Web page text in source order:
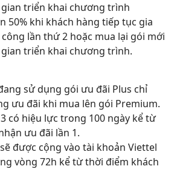
triển khai chương trình
50% khi khách hàng tiếp tục gia
lần thứ 2 hoặc mua lại gói mới
triển khai chương trình.
sử dụng gói ưu đãi Plus chỉ
ưu đãi khi mua lên gói Premium.
có hiệu lực trong 100 ngày kể từ
ưu đãi lần 1.
được cộng vào tài khoản Viettel
vòng 72h kể từ thời điểm khách